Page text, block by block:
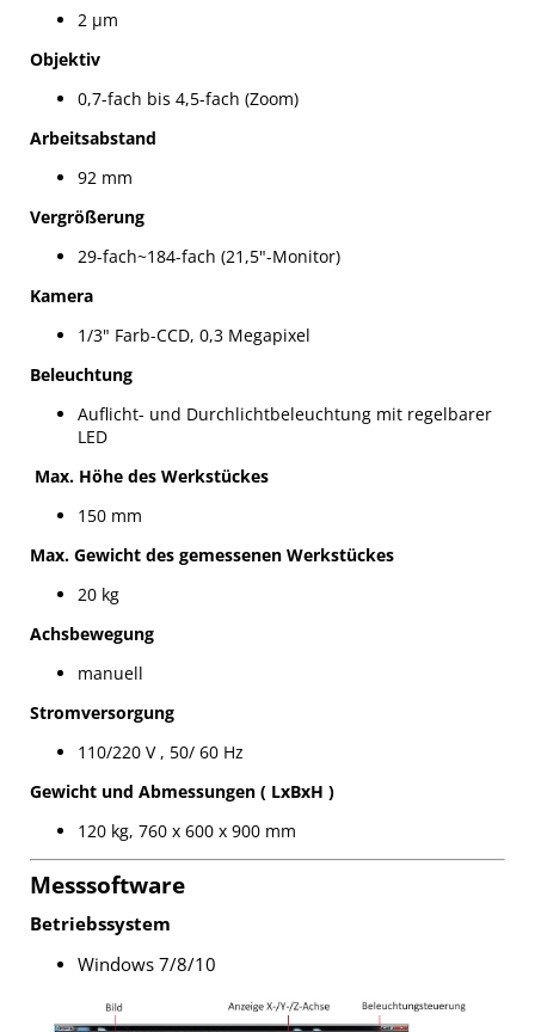
2 µm
Objektiv
0,7-fach bis 4,5-fach (Zoom)
Arbeitsabstand
92 mm
Vergrößerung
29-fach~184-fach (21,5"-Monitor)
Kamera
1/3" Farb-CCD, 0,3 Megapixel
Beleuchtung
Auflicht- und Durchlichtbeleuchtung mit regelbarer
LED
Max. Höhe des Werkstückes
150 mm
Max. Gewicht des gemessenen Werkstückes
20 kg
Achsbewegung
manuell
Stromversorgung
110/220 V , 50/ 60 Hz
Gewicht und Abmessungen ( LxBxH )
120 kg, 760 x 600 x 900 mm
Messsoftware
Betriebssystem
Windows 7/8/10